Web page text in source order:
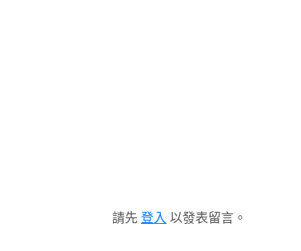
請先 登入 以發表留言。